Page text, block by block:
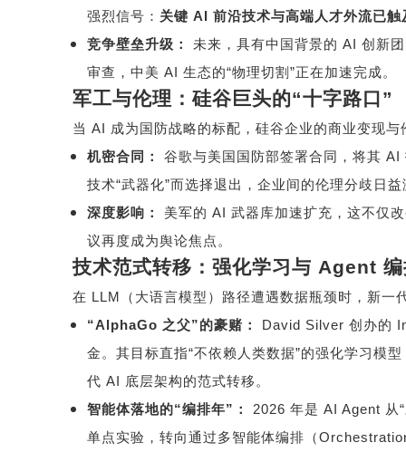
强烈信号： 关键 AI 前沿技术与高端人才外流已
竞争壁垒升级：
未来，具有中国背景的 AI 创新
审查，中美 AI 生态的“物理切割 ”正在加速完成。
军工与伦理：硅谷巨头的“十字路口 ”
当 AI
成为国防战略的标配，硅谷企业的商业变现
机密合同：
谷歌与美国国防部签署合同，将其 AI
技术“武器化”而选择退出，企业间的伦理分歧日益
深度影响：
美军的 AI 武器库加速扩充，这不仅
议再度成为舆论焦点。
技术范式转移：强化学习与 Agent
在 LLM
（大语言模型）路径遭遇数据瓶颈时，新一
“AlphaGo 之父”的豪赌： David Silver 创办的
金。其目标直指“不依赖人类数据”的强化学习模
代 AI
底层架构的范式转移。
智能体落地的“编排年” ： 2026 年是 AI Agent 从“
单点实验，转向通过多智能体编排（